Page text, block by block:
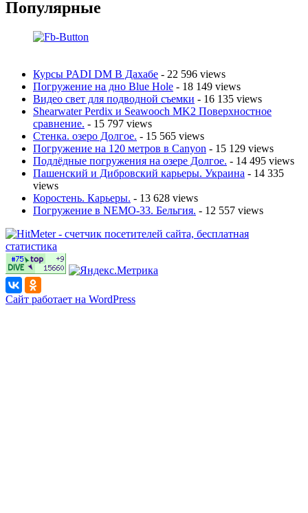
Популярные
Курсы PADI DM В Дахабе - 22 596 views
Погружение на дно Blue Hole - 18 149 views
Видео свет для подводной съемки - 16 135 views
Shearwater Perdix и Seawooch MK2 Поверхностное
сравнение. - 15 797 views
Стенка. озеро Долгое. - 15 565 views
Погружение на 120 метров в Canyon - 15 129 views
Подлёдные погружения на озере Долгое. - 14 495 views
Пашенский и Дибровский карьеры. Украина - 14 335
views
Коростень. Карьеры. - 13 628 views
Погружение в NEMO-33. Бельгия. - 12 557 views
Сайт работает на WordPress